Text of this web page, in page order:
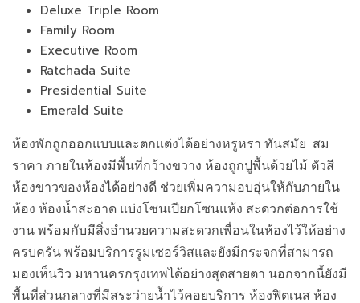
Deluxe Triple Room
Family Room
Executive Room
Ratchada Suite
Presidential Suite
Emerald Suite
ห้องพักถูกออกแบบและตกแต่งได้อย่างหรูหรา ทันสมัย สม
ราคา ภายในห้องมีพื้นที่กว้างขวาง ห้องถูกปูพื้นด้วยไม้ ตัวสี
ห้องขาวของห้องได้อย่างดี ช่วยเพิ่มความอบอุ่นให้กับภายใน
ห้อง ห้องน้ำสะอาด แบ่งโซนเปียกโซนแห้ง สะดวกต่อการใช้
งาน พร้อมกับมีสิ่งอำนวยความสะดวกเพื่อนในห้องไว้ให้อย่าง
ครบครัน พร้อมบริการรูมเซอร์วิสและยังมีกระจกที่สามารถ
มองเห็นวิว มหานครกรุงเทพได้อย่างสุดสายตา นอกจากนี้ยังมี
พื้นที่ส่วนกลางที่มีสระว่ายน้ำไว้คอยบริการ ห้องฟิตเนส ห้อง